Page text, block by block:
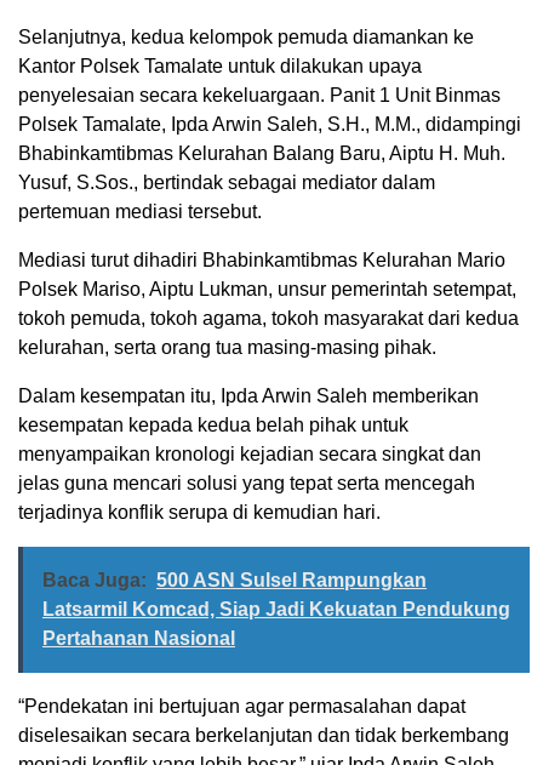
Selanjutnya, kedua kelompok pemuda diamankan ke
Kantor Polsek Tamalate untuk dilakukan upaya
penyelesaian secara kekeluargaan. Panit 1 Unit Binmas
Polsek Tamalate, Ipda Arwin Saleh, S.H., M.M., didampingi
Bhabinkamtibmas Kelurahan Balang Baru, Aiptu H. Muh.
Yusuf, S.Sos., bertindak sebagai mediator dalam
pertemuan mediasi tersebut.
Mediasi turut dihadiri Bhabinkamtibmas Kelurahan Mario
Polsek Mariso, Aiptu Lukman, unsur pemerintah setempat,
tokoh pemuda, tokoh agama, tokoh masyarakat dari kedua
kelurahan, serta orang tua masing-masing pihak.
Dalam kesempatan itu, Ipda Arwin Saleh memberikan
kesempatan kepada kedua belah pihak untuk
menyampaikan kronologi kejadian secara singkat dan
jelas guna mencari solusi yang tepat serta mencegah
terjadinya konflik serupa di kemudian hari.
Baca Juga: 500 ASN Sulsel Rampungkan
Latsarmil Komcad, Siap Jadi Kekuatan Pendukung
Pertahanan Nasional
“Pendekatan ini bertujuan agar permasalahan dapat
diselesaikan secara berkelanjutan dan tidak berkembang